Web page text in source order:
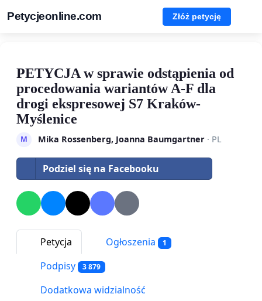
Petycjeonline.com Złóż petycję
PETYCJA w sprawie odstąpienia od
procedowania wariantów A-F dla
drogi ekspresowej S7 Kraków-
Myślenice
M Mika Rossenberg, Joanna Baumgartner· PL
Podziel się na Facebooku
Petycja Ogłoszenia 1
Podpisy 3 879
Dodatkowa widzialność